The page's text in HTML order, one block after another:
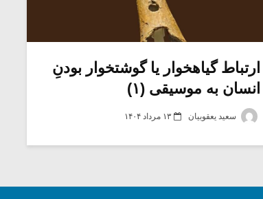
ارتباط گیاهخوار یا گوشتخوار بودنِ
انسان به موسیقی (۱)
سعید یعقوبیان ۱۳ مرداد ۱۴۰۴